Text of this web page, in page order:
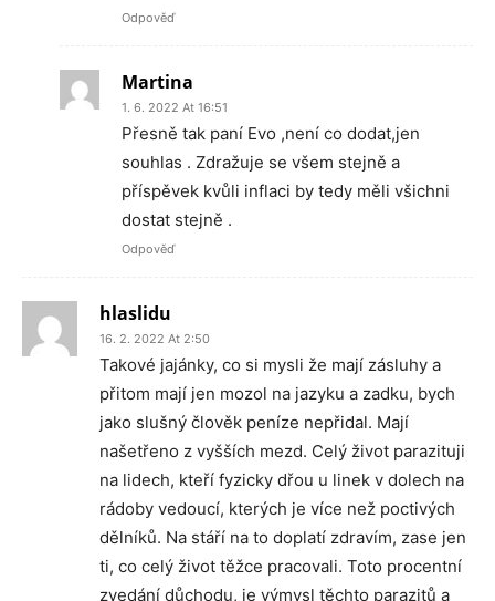
Odpověď
Martina
1. 6. 2022 At 16:51
Přesně tak paní Evo ,není co dodat,jen
souhlas . Zdražuje se všem stejně a
příspěvek kvůli inflaci by tedy měli všichni
dostat stejně .
Odpověď
hlaslidu
16. 2. 2022 At 2:50
Takové jajánky, co si mysli že mají zásluhy a
přitom mají jen mozol na jazyku a zadku, bych
jako slušný člověk peníze nepřidal. Mají
našetřeno z vyšších mezd. Celý život parazituji
na lidech, kteří fyzicky dřou u linek v dolech na
rádoby vedoucí, kterých je více než poctivých
dělníků. Na stáří na to doplatí zdravím, zase jen
ti, co celý život těžce pracovali. Toto procentní
zvedání důchodu, je výmysl těchto parazitů a